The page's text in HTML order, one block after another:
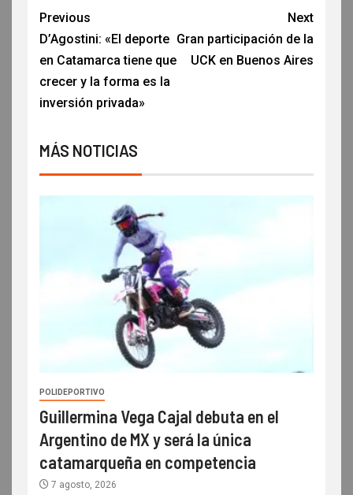
Previous
D’Agostini: «El deporte
en Catamarca tiene que
crecer y la forma es la
inversión privada»
Next
Gran participación de la
UCK en Buenos Aires
MÁS NOTICIAS
POLIDEPORTIVO
Guillermina Vega Cajal debuta en el
Argentino de MX y será la única
catamarqueña en competencia
7 agosto, 2026